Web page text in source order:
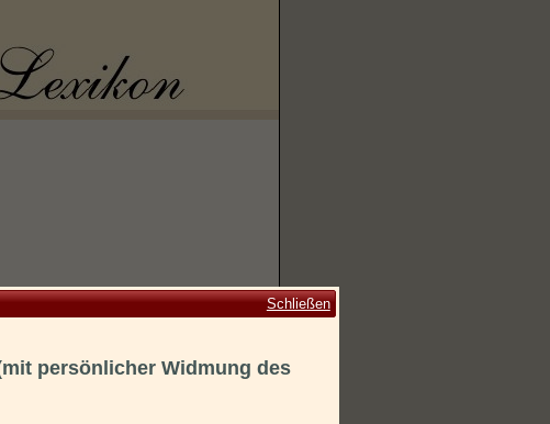
Schließen
persönlicher Widmung des